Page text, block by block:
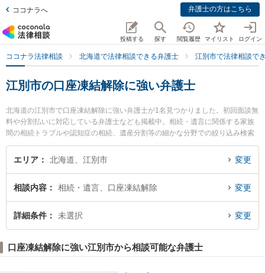
ココナラへ 弁護士の方はこちら
投稿する 探す 閲覧履歴 マイリスト ログイン
ココナラ法律相談 北海道で法律相談できる弁護士 江別市で法律相談で
江別市の口座凍結解除に強い弁護士
北海道の江別市で口座凍結解除に強い弁護士が1名見つかりました。初回面談無
料や分割払いに対応している弁護士なども掲載中。相続・遺言に関係する家族
間の相続トラブルや認知症の相続、遺産分割等の細かな分野での絞り込み検索
もでき便利です。特に弁護士法人江別法律事務所の西脇 崇晃弁護士のプロフィ
ール情報や弁護士費用、強みなどが注目されています。『江別市で土日や夜間
料で口座凍結解除を法律相談できる江別市内の弁護士に相談予約したい』など
でお困りの相談者さんにおすすめです。
エリア 北海道、江別市 変更
相談内容 相続・遺言、口座凍結解除 変更
詳細条件 未選択 変更
口座凍結解除に強い江別市から相談可能な弁護士